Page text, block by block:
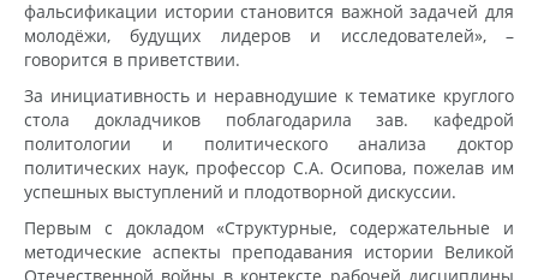
фальсификации истории становится важной задачей для
молодёжи, будущих лидеров и исследователей», –
говорится в приветствии.
За инициативность и неравнодушие к тематике круглого
стола докладчиков поблагодарила зав. кафедрой
политологии и политического анализа доктор
политических наук, профессор С.А. Осипова, пожелав им
успешных выступлений и плодотворной дискуссии.
Первым с докладом «Структурные, содержательные и
методические аспекты преподавания истории Великой
Отечественной войны в контексте рабочей дисциплины